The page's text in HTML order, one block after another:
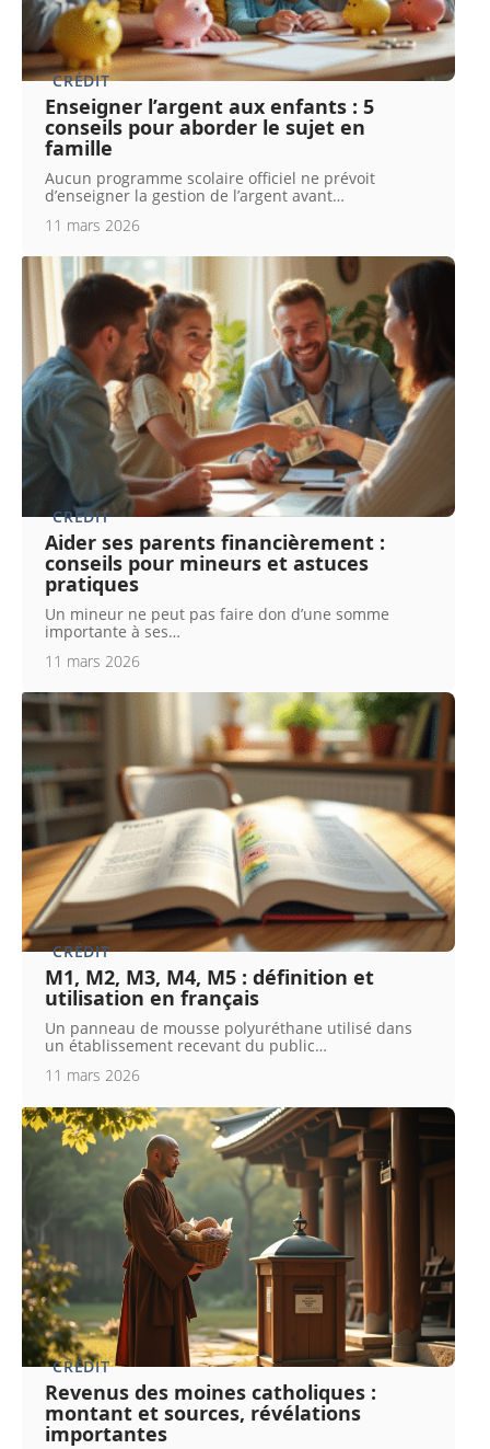
CRÉDIT
Enseigner l’argent aux enfants : 5
conseils pour aborder le sujet en
famille
Aucun programme scolaire officiel ne prévoit
d’enseigner la gestion de l’argent avant…
11 mars 2026
CRÉDIT
Aider ses parents financièrement :
conseils pour mineurs et astuces
pratiques
Un mineur ne peut pas faire don d’une somme
importante à ses…
11 mars 2026
CRÉDIT
M1, M2, M3, M4, M5 : définition et
utilisation en français
Un panneau de mousse polyuréthane utilisé dans
un établissement recevant du public…
11 mars 2026
CRÉDIT
Revenus des moines catholiques :
montant et sources, révélations
importantes